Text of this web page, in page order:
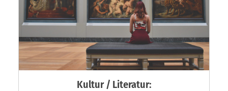
Kultur / Literatur: